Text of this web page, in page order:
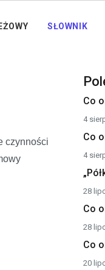
SŁOWNIK
czynności
Co
4
Co
4
28
Co
28
Co
20